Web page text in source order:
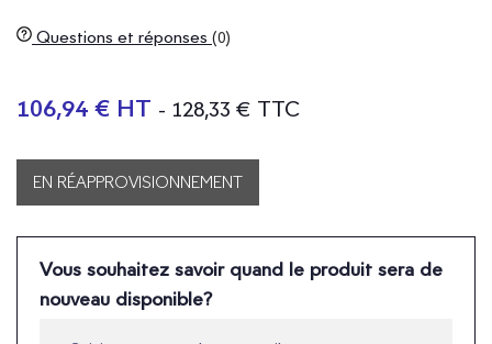
Questions et réponses (0)
106,94 € HT - 128,33 € TTC
EN RÉAPPROVISIONNEMENT
Vous souhaitez savoir quand le produit sera de
nouveau disponible?